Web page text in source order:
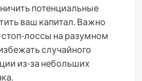
потенциальные
ваш капитал. Важно
стоп-лоссы на разумном
случайного
из-за небольших